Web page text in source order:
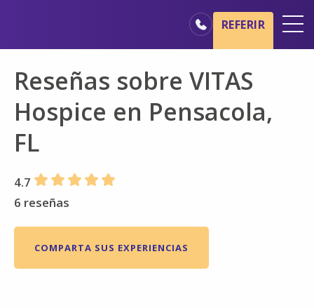
Básicos del cuidado de hospicio
Nuestros servicios
Familiares y cuidadores
REFERIR
Reseñas sobre VITAS
Hospice en Pensacola,
FL
4.7
6 reseñas
COMPARTA SUS EXPERIENCIAS